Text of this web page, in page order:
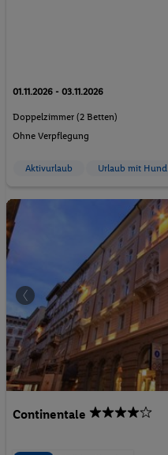
01.11.2026 - 03.11.2026
Doppelzimmer (2 Betten)
Ohne Verpflegung
Aktivurlaub Urlaub mit Hund
Continentale